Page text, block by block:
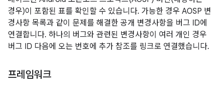
경우)이 포함된 표를 확인할 수 있습니다. 가능한 경우 AOSP 변
경사항 목록과 같이 문제를 해결한 공개 변경사항을 버그 ID에
연결합니다. 하나의 버그와 관련된 변경사항이 여러 개인 경우
버그 ID 다음에 오는 번호에 추가 참조를 링크로 연결했습니다.
프레임워크